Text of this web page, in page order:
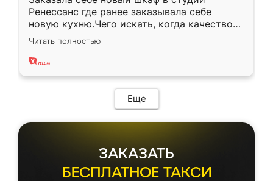
Ренессанс где ранее заказывала себе
новую кухню.Чего искать, когда качеством
вполне довольна. Служит кухня уже почти
два года, нареканий нет.
Читать полностью
Еще
ЗАКАЗАТЬ
БЕСПЛАТНОЕ ТАКСИ